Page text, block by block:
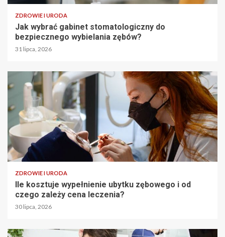
ZDROWIE I URODA
Jak wybrać gabinet stomatologiczny do
bezpiecznego wybielania zębów?
31 lipca, 2026
ZDROWIE I URODA
Ile kosztuje wypełnienie ubytku zębowego i od
czego zależy cena leczenia?
30 lipca, 2026